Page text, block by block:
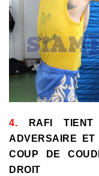
4. RAFI
ADVERSAIRE
COUP DE
DROIT